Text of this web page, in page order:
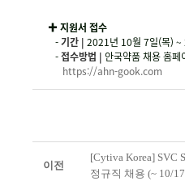
✚ 지원서 접수
-기간 | 2021년 10월 7일(목)
-접수방법 | 안국약품 채용 홈페
https://ahn-gook.com
이전
[Cytiva Korea] SVC
정규직 채용 (~ 10/